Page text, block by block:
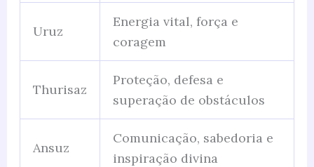
Uruz
Energia vital, força e
coragem
Thurisaz
Proteção, defesa e
superação de obstáculos
Ansuz
Comunicação, sabedoria e
inspiração divina